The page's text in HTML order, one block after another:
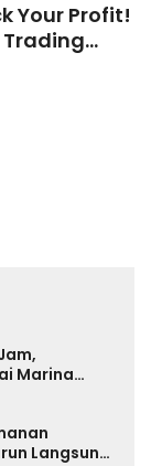
Your Profit!
Trading
Marina
Langsung